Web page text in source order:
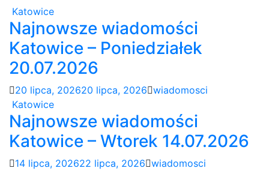
Katowice
Najnowsze wiadomości
Katowice – Poniedziałek
20.07.2026
20 lipca, 202620 lipca, 2026 wiadomosci
Katowice
Najnowsze wiadomości
Katowice – Wtorek 14.07.2026
14 lipca, 202622 lipca, 2026 wiadomosci